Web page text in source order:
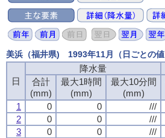
美浜（福井県) 1993年11月（日ごとの
日
降水量
合計
(mm)
最大1時間
(mm)
最大10分間
(mm)
1
0 0 ///
2
0 0 ///
3
0 0 ///
日
降水量
合計
(mm)
最大1時間
(mm)
最大10分間
(mm)
1
0 0 ///
2
0 0 ///
3
0 0 ///
日
降水量
合計
(mm)
最大1時間
(mm)
最大10分間
(mm)
1
0 0 ///
2
0 0 ///
3
0 0 ///
日
降水量
合計
(mm)
最大1時間
(mm)
最大10分間
(mm)
1
0 0 ///
2
0 0 ///
3
0 0 ///